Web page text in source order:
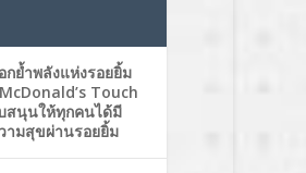
ย้ำพลังแห่งรอยยิ้ม
Touch
สนุนให้ทุกคนได้มี
ามสุขผ่านรอยยิ้ม